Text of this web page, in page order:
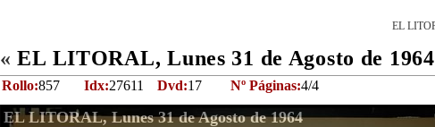
EL
« EL LITORAL, Lunes 31 de Agosto de 1964
Rollo:857 Idx:27611 Dvd:17 Nº Páginas:4/4
EL LITORAL, Lunes 31 de Agosto de 1964